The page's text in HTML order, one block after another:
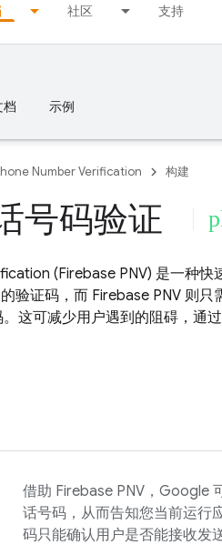
社区 支持
档 示例
Number Verification 构建
号码验证
(Firebase PNV) 是一种快
验证码，而 Firebase PNV 则只
这可减少用户遇到的阻碍，通
借助 Firebase PNV ，Google
话号码，从而告知您当前运行
码只能确认用户是否能接收发